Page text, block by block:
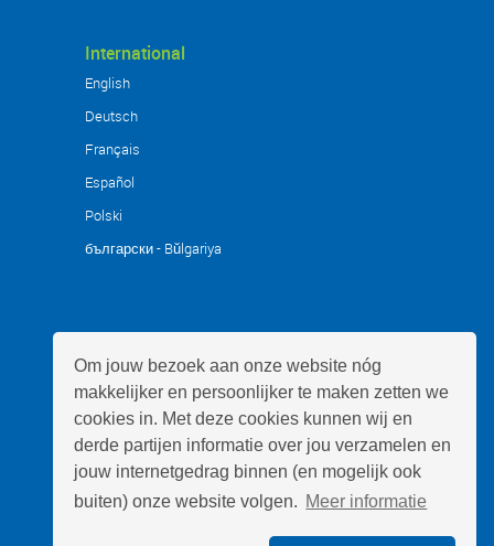
Om jouw bezoek aan onze website nóg
makkelijker en persoonlijker te maken zetten we
cookies in. Met deze cookies kunnen wij en
derde partijen informatie over jou verzamelen en
jouw internetgedrag binnen (en mogelijk ook
buiten) onze website volgen. Meer informatie
International
English
Deutsch
Français
Español
Polski
български - Bŭlgariya